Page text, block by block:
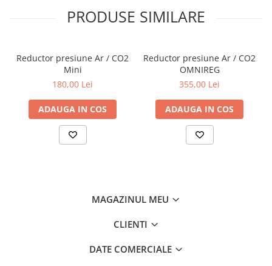
PRODUSE SIMILARE
Reductor presiune Ar / CO2
Mini
180,00 Lei
ADAUGA IN COS
Reductor presiune Ar / CO2
OMNIREG
355,00 Lei
ADAUGA IN COS
MAGAZINUL MEU
CLIENTI
DATE COMERCIALE